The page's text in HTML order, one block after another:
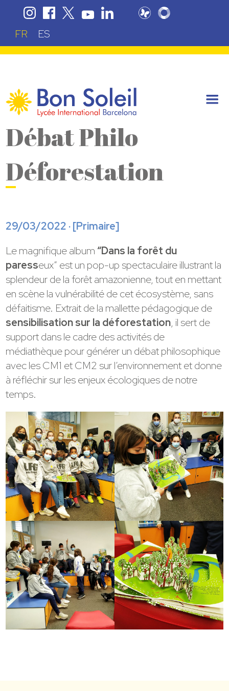
FR ES
Débat Philo
Déforestation
29/03/2022 · [Primaire]
Le magnifique album “Dans la forêt du
paresseux” est un pop-up spectaculaire illustrant la
splendeur de la forêt amazonienne, tout en mettant
en scène la vulnérabilité de cet écosystème, sans
défaitisme. Extrait de la mallette pédagogique de
sensibilisation sur la déforestation, il sert de
support dans le cadre des activités de
médiathèque pour générer un débat philosophique
avec les CM1 et CM2 sur l’environnement et donne
à réfléchir sur les enjeux écologiques de notre
temps.